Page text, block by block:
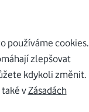
používáme cookies.
zlepšovat
kdykoli změnit.
také vZásadách